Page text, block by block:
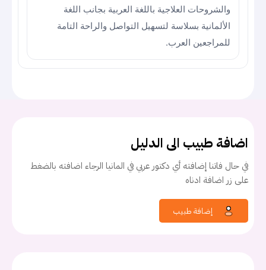
والشروحات العلاجية باللغة العربية بجانب اللغة
الألمانية بسلاسة لتسهيل التواصل والراحة التامة
للمراجعين العرب.
اضافة طبيب الى الدليل
في حال فاتنا إضافته أي دكتور عربي في المانيا الرجاء اضافته بالضغط
على زر اضافة ادناه